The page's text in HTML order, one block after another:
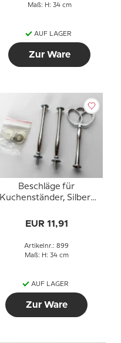
Maß: H: 34 cm
AUF LAGER
Zur Ware
Beschläge für
Kuchenständer, Silber-
Schicht
EUR 11,91
Artikelnr.: 899
Maß: H: 34 cm
AUF LAGER
Zur Ware